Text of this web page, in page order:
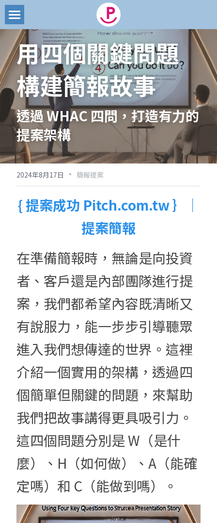
首頁
部落格
所有博客分類
創業募資
創業管理
品牌經營
商業模式
簡報技能
簡報提案
文章
簡報代製
搜索
email聯絡
用四個關鍵問題
構建簡報故事
透過 WHAC 四問，打造有力的
提案架構
2024年8月17日 · 簡報提案
{ 提案成功 Pitch.com.tw ｝｜
提案簡報
在準備簡報時，無論是向投資
者、客戶還是內部團隊進行提
案，我們都希望內容既清晰又
有說服力，能一步步引導聽眾
進入我們想傳達的世界。這裡
介紹一個實用的架構，透過四
個簡單但關鍵的問題，來幫助
我們把故事講得更具吸引力。
這四個問題分別是 W（是什
麼）、H（如何做）、A（能確
定嗎）和 C（能做到嗎）。